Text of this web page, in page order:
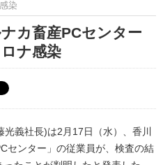
染
カ畜産PCセンター
ナ感染
義社長)は2月17日（水）、香川
センター」の従業員が、検査の結